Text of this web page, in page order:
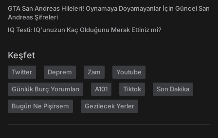
GTA San Andreas Hileleri! Oynamaya Doyamayanlar İçin Güncel San
Andreas Şifreleri
IQ Testi: IQ'unuzun Kaç Olduğunu Merak Ettiniz mi?
Keşfet
Twitter Deprem Zam Youtube
Günlük Burç Yorumları A101 Tiktok Son Dakika
Bugün Ne Pişirsem Gezilecek Yerler